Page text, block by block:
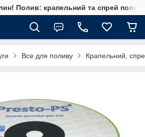
Полив: крапельний та спрей полив,
Все для поливу Крапельний,